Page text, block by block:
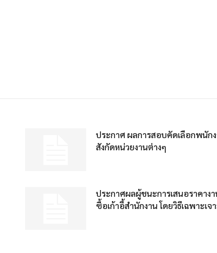
ประกาศ ผลการสอบคัดเลือกพนัก
สังกัดหน่วยงานต่างๆ
ประกาศผลผู้ชนะการเสนอราคาง
ซื้อเก้าอี้สำนักงาน โดยวิธีเฉพาะเจ